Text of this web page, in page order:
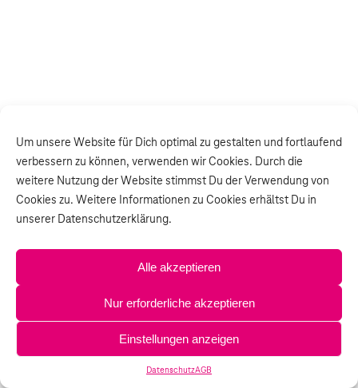
Um unsere Website für Dich optimal zu gestalten und fortlaufend
verbessern zu können, verwenden wir Cookies. Durch die
weitere Nutzung der Website stimmst Du der Verwendung von
Cookies zu. Weitere Informationen zu Cookies erhältst Du in
unserer Datenschutzerklärung.
Alle akzeptieren
Nur erforderliche akzeptieren
Einstellungen anzeigen
DatenschutzAGB